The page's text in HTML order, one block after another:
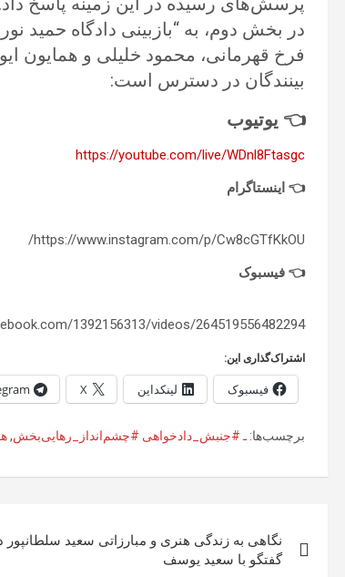
در بخش دوم، به “بازبینی دادگاه حمید
فرخ قهرمانی، محمود خلیلی و همایون
بینندگان در دسترس است:
👈 یوتیوب
https://youtube.com/live/WDnl8Ftasgc
👈 اینستاگرام
https://www.instagram.com/p/Cw8cGTfKkOU/
👈 فیسبوک
1392156313/videos/264519556482294/
اشتراک‌گذاری این:
فیسبوک لینکداین X
برچسب‌ها: ـ #جنبش_دادخواهی #چشم‌انداز_رهایی‌بخش,
نوشته
نگاهی به زندگی هنری و مبارزاتی سعید سلطانپور
گفتگو با سعید یوسف